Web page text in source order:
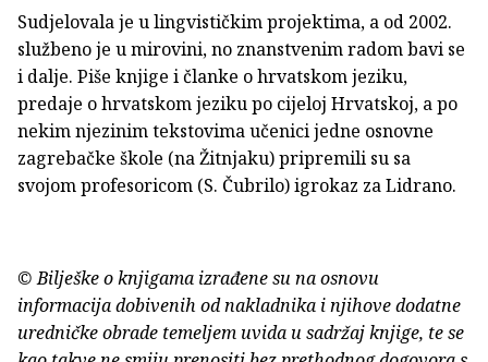
Sudjelovala je u lingvističkim projektima, a od 2002.
službeno je u mirovini, no znanstvenim radom bavi se
i dalje. Piše knjige i članke o hrvatskom jeziku,
predaje o hrvatskom jeziku po cijeloj Hrvatskoj, a po
nekim njezinim tekstovima učenici jedne osnovne
zagrebačke škole (na Žitnjaku) pripremili su sa
svojom profesoricom (S. Čubrilo) igrokaz za Lidrano.
© Bilješke o knjigama izrađene su na osnovu
informacija dobivenih od nakladnika i njihove dodatne
uredničke obrade temeljem uvida u sadržaj knjige, te se